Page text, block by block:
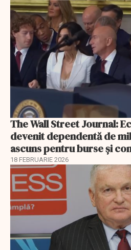
The Wall Street Journal:
devenit dependentă de
ascuns pentru burse și
18 FEBRUARIE 2026
EXCLUSIV